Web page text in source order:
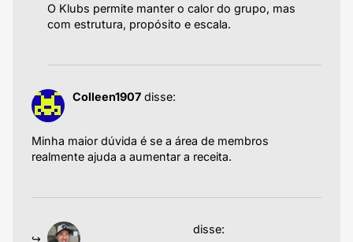
O Klubs permite manter o calor do grupo, mas
com estrutura, propósito e escala.
Colleen1907 disse:
Minha maior dúvida é se a área de membros
realmente ajuda a aumentar a receita.
disse: